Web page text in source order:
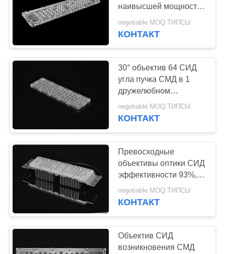
САЙТА
ПОЛИТИКА
УЕДИНЕНИЯ
Линейный
объектив СИД
УДАР привел
объектив
15
наивысшей мощности
уличного света с
аксессуаром модуля
negotiable MOQ:ТИПСЫ
КОНТАКТ
30° объектив 64 СИД
угла пучка СМД в 1
дружелюбном
объектива света потока
СИД экологическое
negotiable MOQ:ТИПСЫ
КОНТАКТ
Превосходные
объективы оптики СИД
эффективности 93%,
высокий объектив
света залива для
negotiable MOQ:ТИПСЫ
КОНТАКТ
Объектив СИД
возникновения СМД